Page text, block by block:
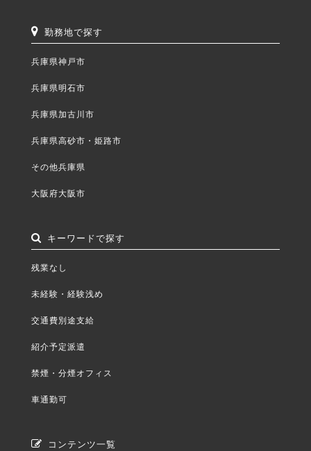
勤務地で探す
兵庫県神戸市
兵庫県明石市
兵庫県加古川市
兵庫県高砂市・姫路市
その他兵庫県
大阪府大阪市
キーワードで探す
残業なし
未経験・経験浅め
交通費別途支給
紹介予定派遣
禁煙・分煙オフィス
車通勤可
コンテンツ一覧